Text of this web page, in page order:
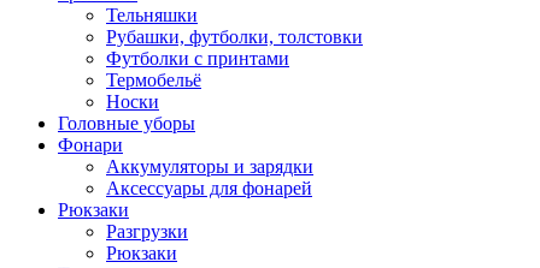
Тельняшки
Рубашки, футболки, толстовки
Футболки с принтами
Термобельё
Носки
Головные уборы
Фонари
Аккумуляторы и зарядки
Аксессуары для фонарей
Рюкзаки
Разгрузки
Рюкзаки